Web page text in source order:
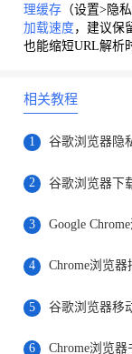
理缓存（设置>隐
加载速度 ，建议保
也能缩短URL解析
相关教程
1 谷歌浏览器隐
2
3 Google
4 Chrome浏览
5
6